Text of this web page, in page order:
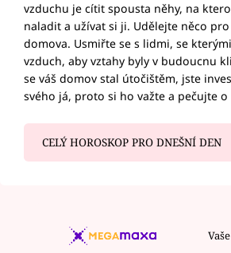
vzduchu je cítit spousta něhy, na
naladit a užívat si ji. Udělejte něco
domova. Usmiřte se s lidmi, se
vzduch, aby vztahy byly v budoucnu
se váš domov stal útočištěm, jste
svého já, proto si ho važte a pečujte o
CELÝ HOROSKOP PRO DNEŠNÍ DEN